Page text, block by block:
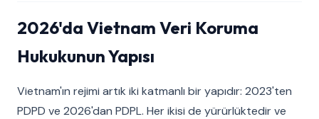
2026'da Vietnam Veri Koruma
Hukukunun Yapısı
Vietnam'ın rejimi artık iki katmanlı bir yapıdır: 2023'ten
PDPD ve 2026'dan PDPL. Her ikisi de yürürlüktedir ve